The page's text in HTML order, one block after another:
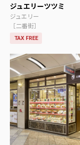
ジュエリーツツミ
ジュエリー
［二番街］
TAX FREE